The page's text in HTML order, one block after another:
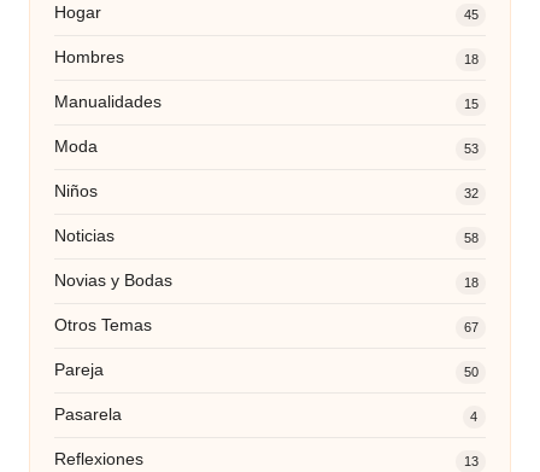
Hogar 45
Hombres 18
Manualidades 15
Moda 53
Niños 32
Noticias 58
Novias y Bodas 18
Otros Temas 67
Pareja 50
Pasarela 4
Reflexiones 13